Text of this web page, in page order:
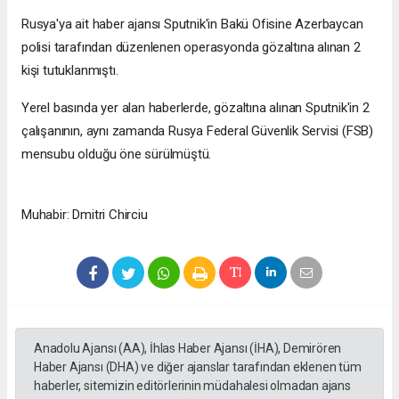
Rusya'ya ait haber ajansı Sputnik'in Bakü Ofisine Azerbaycan
polisi tarafından düzenlenen operasyonda gözaltına alınan 2
kişi tutuklanmıştı.
Yerel basında yer alan haberlerde, gözaltına alınan Sputnik'in 2
çalışanının, aynı zamanda Rusya Federal Güvenlik Servisi (FSB)
mensubu olduğu öne sürülmüştü.
Muhabir: Dmitri Chirciu
Anadolu Ajansı (AA), İhlas Haber Ajansı (İHA), Demirören
Haber Ajansı (DHA) ve diğer ajanslar tarafından eklenen tüm
haberler, sitemizin editörlerinin müdahalesi olmadan ajans